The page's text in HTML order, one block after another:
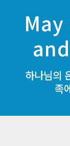
May
하나님의
족